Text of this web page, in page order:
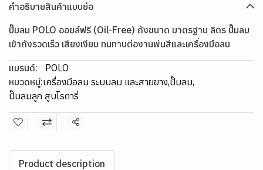
คำอธิบายสินค้าแบบย่อ
ปั๊มลม POLO ออยล์ฟรี (Oil-Free) ถังขนาด มาตรฐาน ลิตร ปั๊มลม
เข้าถังรวดเร็ว เสียงเงียบ ทนทานต่องานพ่นสีและเครื่องมือลม
แบรนด์:
POLO
หมวดหมู่:เครื่องมือลม ระบบลม และสายยาง,ปั๊มลม,
ปั๊มลมลูก สูบ โรตารี่
แชร์
Product description